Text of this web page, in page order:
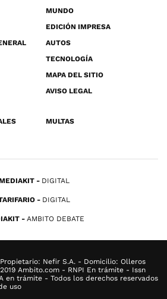
MUNDO
EDICIÓN IMPRESA
AUTOS
TECNOLOGÍA
MAPA DEL SITIO
AVISO LEGAL
MULTAS
DIGITAL
DIGITAL
AMBITO DEBATE
Nefir S.A. - Domicilio: Olleros
Ambito.com - RNPI En trámite - Issn
en trámite - Todos los derechos reservados
uso